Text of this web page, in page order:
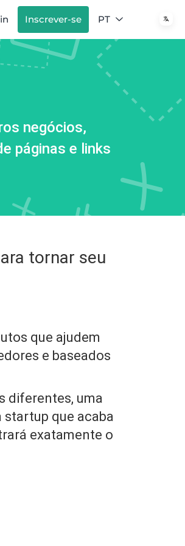
Inscrever-se PT
negócios,
páginas e links
tornar seu
que ajudem
e baseados
diferentes, uma
startup que acaba
exatamente o